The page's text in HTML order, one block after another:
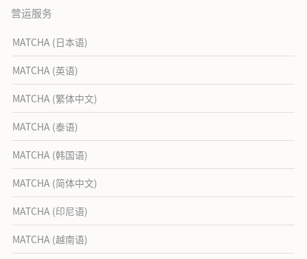
营运服务
MATCHA (日本语)
MATCHA (英语)
MATCHA (繁体中文)
MATCHA (泰语)
MATCHA (韩国语)
MATCHA (简体中文)
MATCHA (印尼语)
MATCHA (越南语)